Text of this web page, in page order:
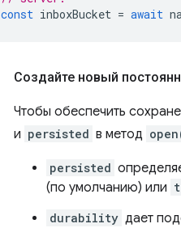
const inboxBucket = await
Создайте новый
Чтобы обеспечить
и persisted в метод
persisted
(по умолчанию) или
durability дает